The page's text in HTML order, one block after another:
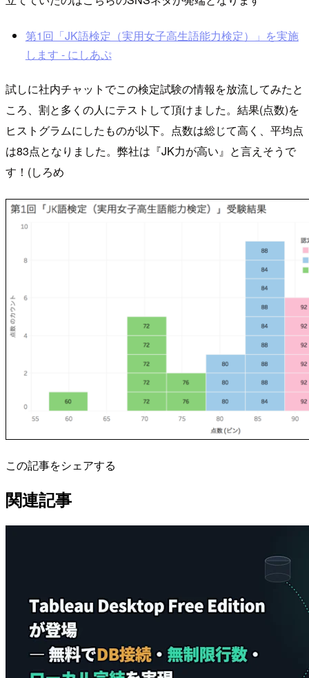
第1回「JK語検定（実用女子高生語能力検定）」を実施
します - にしあぷ
試しに社内チャットでこの検定試験の情報を放流してみたと
ころ、割と多くの人にテストして頂けました。結果(点数)を
ヒストグラムにしたものが以下。点数は総じて高く、平均点
は83点となりました。弊社は『JK力が高い』と言えそうで
す！(しろめ
この記事をシェアする
関連記事